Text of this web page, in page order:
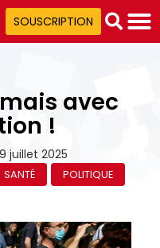
SOUSCRIPTION
avec
!
juillet 2025
SANTÉ POLITIQUE